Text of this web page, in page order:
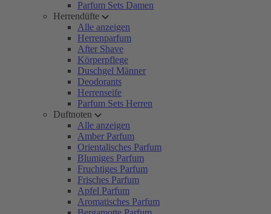
Parfum Sets Damen
Herrendüfte
Alle anzeigen
Herrenparfum
After Shave
Körperpflege
Duschgel Männer
Deodorants
Herrenseife
Parfum Sets Herren
Duftnoten
Alle anzeigen
Amber Parfum
Orientalisches Parfum
Blumiges Parfum
Fruchtiges Parfum
Frisches Parfum
Apfel Parfum
Aromatisches Parfum